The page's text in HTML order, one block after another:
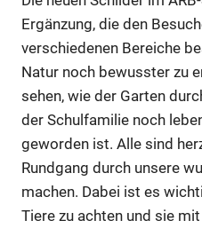
Ergänzung, die den
verschiedenen Bereiche
Natur noch bewusster zu
sehen, wie der Garten
der Schulfamilie noch
geworden ist. Alle sind
Rundgang durch unsere
machen. Dabei ist es
Tiere zu achten und sie